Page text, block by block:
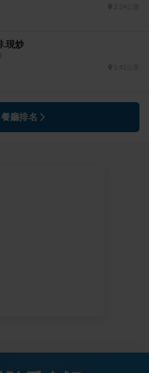
2.24公里
.現炒
1.41公里
廳排名